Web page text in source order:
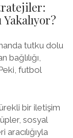
tutku dolu
bağlılığı,
futbol
bir iletişim
sosyal